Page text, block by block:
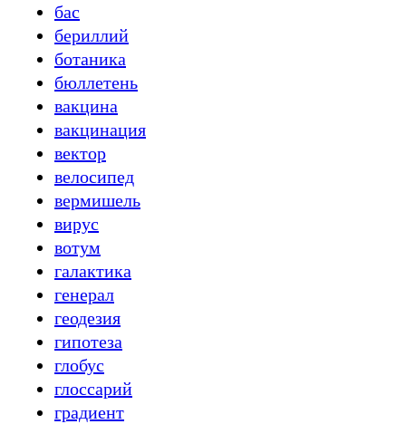
бас
бериллий
ботаника
бюллетень
вакцина
вакцинация
вектор
велосипед
вермишель
вирус
вотум
галактика
генерал
геодезия
гипотеза
глобус
глоссарий
градиент